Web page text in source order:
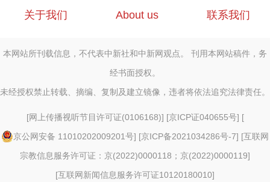
关于我们 About us 联系我们
本网站所刊载信息，不代表中新社和中新网观点。 刊用本网站稿件，务
经书面授权。
未经授权禁止转载、摘编、复制及建立镜像，违者将依法追究法律责任。
[网上传播视听节目许可证(0106168)] [京ICP证040655号] [
京公网安备 11010202009201号] [京ICP备2021034286号-7] [互联网
宗教信息服务许可证：京(2022)0000118；京(2022)0000119]
[互联网新闻信息服务许可证10120180010]